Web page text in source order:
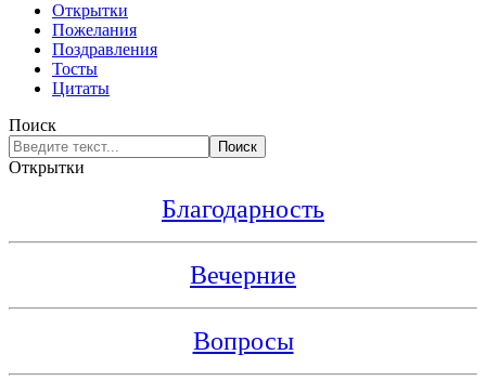
Открытки
Пожелания
Поздравления
Тосты
Цитаты
Поиск
Поиск
Открытки
Благодарность
Вечерние
Вопросы